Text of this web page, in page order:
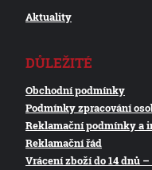
Aktuality
DŮLEŽITÉ
Obchodní podmínky
Podmínky zpracování
Reklamační podmínky a
Reklamační řád
Vrácení zboží do 14 dnů